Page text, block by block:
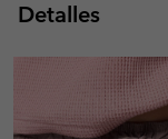
Detalles